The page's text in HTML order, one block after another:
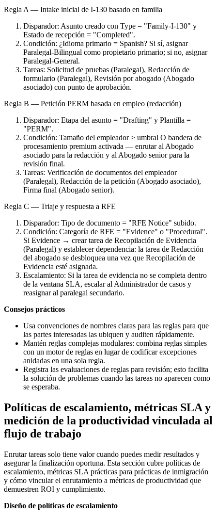
Regla A — Intake inicial de I-130 basado en familia
Disparador: Asunto creado con Type = "Family-I-130" y
Estado de recepción = "Completed".
Condición: ¿Idioma primario = Spanish? Si sí, asignar
Paralegal-Bilingual como propietario primario; si no, asignar
Paralegal-General.
Tareas: Solicitud de pruebas (Paralegal), Redacción de
formulario (Paralegal), Revisión por abogado (Abogado
asociado) con punto de aprobación.
Regla B — Petición PERM basada en empleo (redacción)
Disparador: Etapa del asunto = "Drafting" y Plantilla =
"PERM".
Condición: Tamaño del empleador > umbral O bandera de
procesamiento premium activada — enrutar al Abogado
asociado para la redacción y al Abogado senior para la
revisión final.
Tareas: Verificación de documentos del empleador
(Paralegal), Redacción de la petición (Abogado asociado),
Firma final (Abogado senior).
Regla C — Triaje y respuesta a RFE
Disparador: Tipo de documento = "RFE Notice" subido.
Condición: Categoría de RFE = "Evidence" o "Procedural".
Si Evidence → crear tarea de Recopilación de Evidencia
(Paralegal) y establecer dependencia: la tarea de Redacción
del abogado se desbloquea una vez que Recopilación de
Evidencia esté asignada.
Escalamiento: Si la tarea de evidencia no se completa dentro
de la ventana SLA, escalar al Administrador de casos y
reasignar al paralegal secundario.
Consejos prácticos
Usa convenciones de nombres claras para las reglas para que
las partes interesadas las ubiquen y auditen rápidamente.
Mantén reglas complejas modulares: combina reglas simples
con un motor de reglas en lugar de codificar excepciones
anidadas en una sola regla.
Registra las evaluaciones de reglas para revisión; esto facilita
la solución de problemas cuando las tareas no aparecen como
se esperaba.
Políticas de escalamiento, métricas SLA y
medición de la productividad vinculada al
flujo de trabajo
Enrutar tareas solo tiene valor cuando puedes medir resultados y
asegurar la finalización oportuna. Esta sección cubre políticas de
escalamiento, métricas SLA prácticas para prácticas de inmigración
y cómo vincular el enrutamiento a métricas de productividad que
demuestren ROI y cumplimiento.
Diseño de políticas de escalamiento